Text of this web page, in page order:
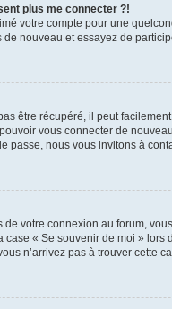
plus me connecter ?!
votre compte pour une
nouveau et essayez de
être récupéré, il peut
vous connecter de
nous vous invitons à
votre connexion au forum,
case « Se souvenir de moi »
n’arrivez pas à trouver cette